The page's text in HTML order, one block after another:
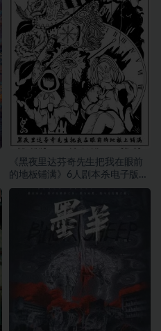
《黑夜里达芬奇先生把我在眼前
的地板铺满》6人剧本杀电子版完
整资源